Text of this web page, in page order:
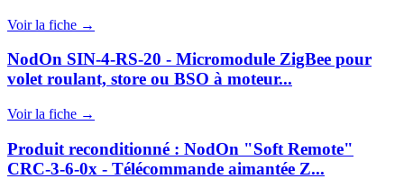
Voir la fiche →
NodOn SIN-4-RS-20 - Micromodule ZigBee pour
volet roulant, store ou BSO à moteur...
Voir la fiche →
Produit reconditionné : NodOn "Soft Remote"
CRC-3-6-0x - Télécommande aimantée Z...